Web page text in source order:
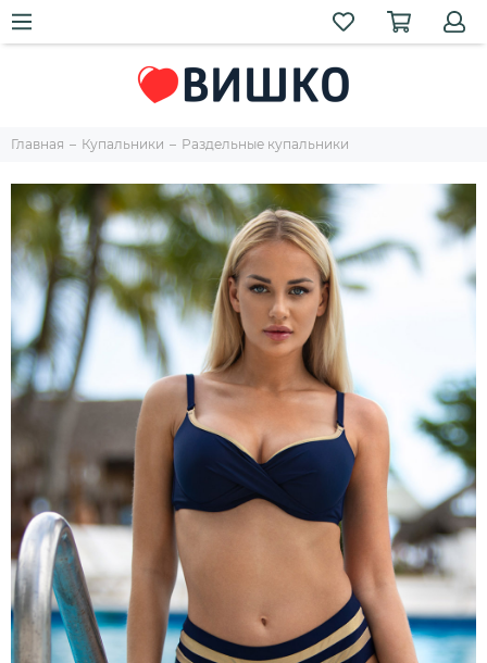
Главная Купальники Раздельные купальники